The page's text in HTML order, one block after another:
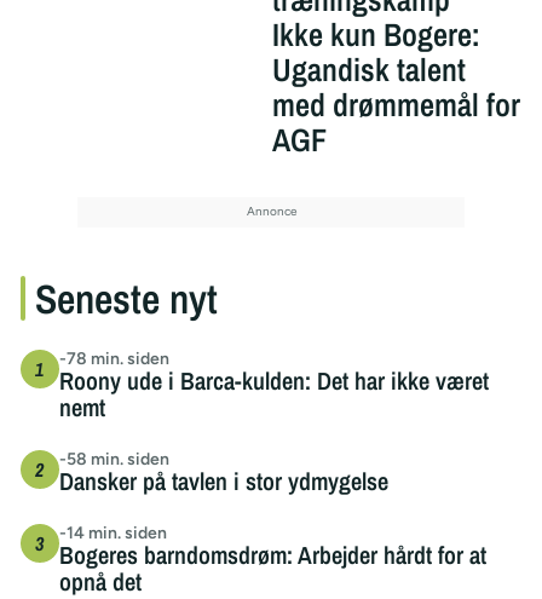
Ikke kun Bogere:
Ugandisk talent
med drømmemål for
AGF
Seneste nyt
-78 min. siden
Roony ude i Barca-kulden: Det har ikke været
nemt
-58 min. siden
Dansker på tavlen i stor ydmygelse
-14 min. siden
Bogeres barndomsdrøm: Arbejder hårdt for at
opnå det